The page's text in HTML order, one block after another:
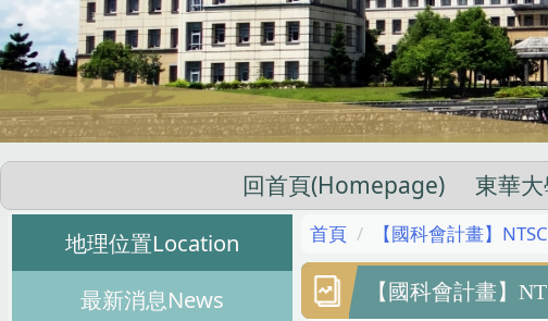
回首頁(Homepage) 東華
地理位置Location
最新消息News
首頁 【國科會計畫】
【國科會計畫】